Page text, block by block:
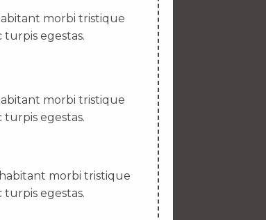
morbi tristique
egestas.
morbi tristique
egestas.
morbi tristique
egestas.